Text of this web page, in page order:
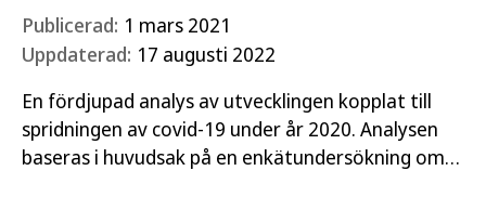
Publicerad: 1 mars 2021
Uppdaterad: 17 augusti 2022
En fördjupad analys av utvecklingen kopplat till
spridningen av covid-19 under år 2020. Analysen
baseras i huvudsak på en enkätundersökning om